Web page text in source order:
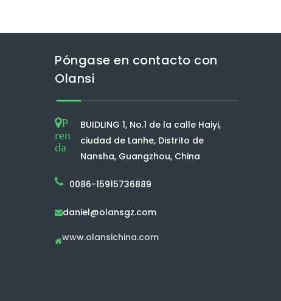
Póngase en contacto con
Olansi
P
ren
da
BUIDLING 1, No.1 de la calle Haiyi,
ciudad de Lanhe, Distrito de
Nansha, Guangzhou, China
0086-15915736889
daniel@olansgz.com
www.olansichina.com